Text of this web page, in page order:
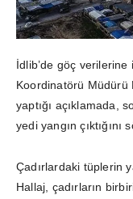
İdlib’de göç
Koordinatörü Müdürü
yaptığı açıklamada,
yedi yangın çıktığını
Çadırlardaki tüplerin
Hallaj, çadırların